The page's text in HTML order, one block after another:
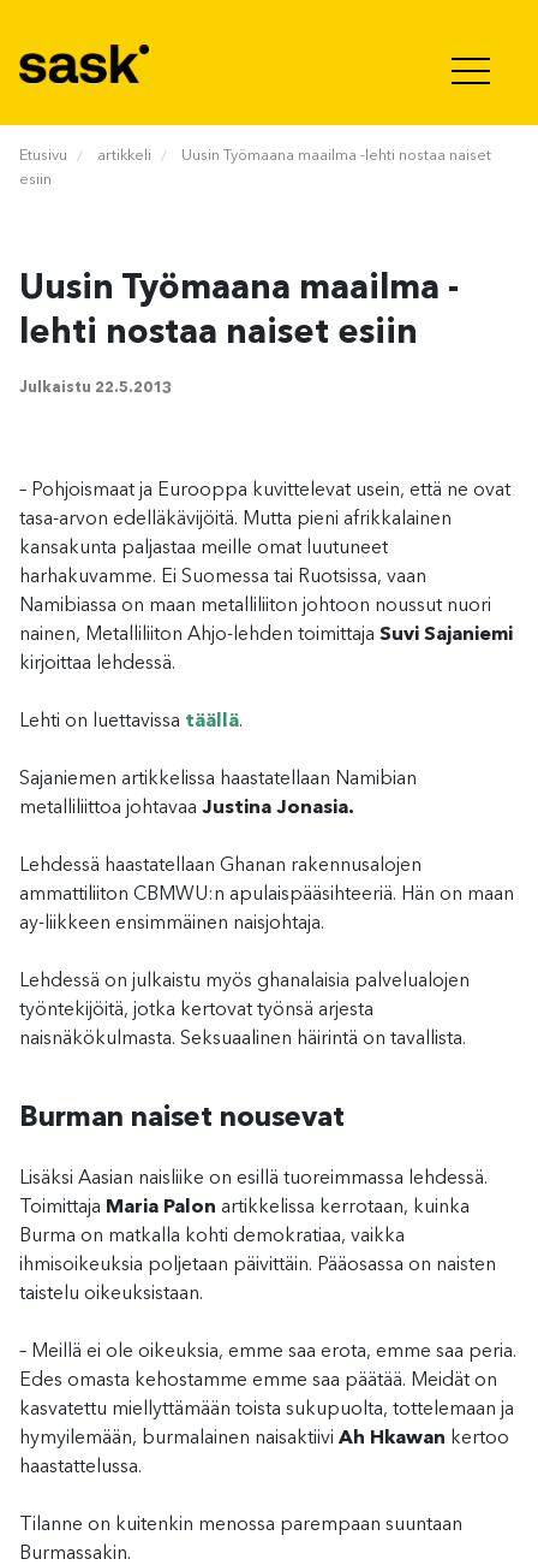
Etusivu artikkeli
Uusin Työmaana maailma -lehti nostaa naiset
esiin
Uusin Työmaana maailma -
lehti nostaa naiset esiin
Julkaistu 22.5.2013
– Pohjoismaat ja Eurooppa kuvittelevat usein, että ne ovat
tasa-arvon edelläkävijöitä. Mutta pieni afrikkalainen
kansakunta paljastaa meille omat luutuneet
harhakuvamme. Ei Suomessa tai Ruotsissa, vaan
Namibiassa on maan metalliliiton johtoon noussut nuori
nainen, Metalliliiton Ahjo-lehden toimittaja Suvi Sajaniemi
kirjoittaa lehdessä.
Lehti on luettavissa täällä.
Sajaniemen artikkelissa haastatellaan Namibian
metalliliittoa johtavaa Justina Jonasia.
Lehdessä haastatellaan Ghanan rakennusalojen
ammattiliiton CBMWU:n apulaispääsihteeriä. Hän on maan
ay-liikkeen ensimmäinen naisjohtaja.
Lehdessä on julkaistu myös ghanalaisia palvelualojen
työntekijöitä, jotka kertovat työnsä arjesta
naisnäkökulmasta. Seksuaalinen häirintä on tavallista.
Burman naiset nousevat
Lisäksi Aasian naisliike on esillä tuoreimmassa lehdessä.
Toimittaja Maria Palon artikkelissa kerrotaan, kuinka
Burma on matkalla kohti demokratiaa, vaikka
ihmisoikeuksia poljetaan päivittäin. Pääosassa on naisten
taistelu oikeuksistaan.
– Meillä ei ole oikeuksia, emme saa erota, emme saa peria.
Edes omasta kehostamme emme saa päätää. Meidät on
kasvatettu miellyttämään toista sukupuolta, tottelemaan ja
hymyilemään, burmalainen naisaktiivi Ah Hkawan kertoo
haastattelussa.
Tilanne on kuitenkin menossa parempaan suuntaan
Burmassakin.